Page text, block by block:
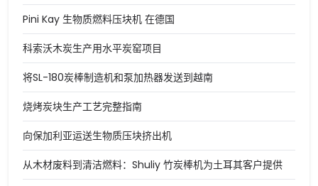
Pini Kay 生物质燃料压块机 在德国
科索沃木炭生产用水平炭窑项目
将SL-180炭棒制造机和泵加热器发送到越南
烧烤炭块生产工艺完整指南
向保加利亚运送生物质压块挤出机
从木材废料到清洁燃料：Shuliy 竹炭棒机为土耳其客户提供